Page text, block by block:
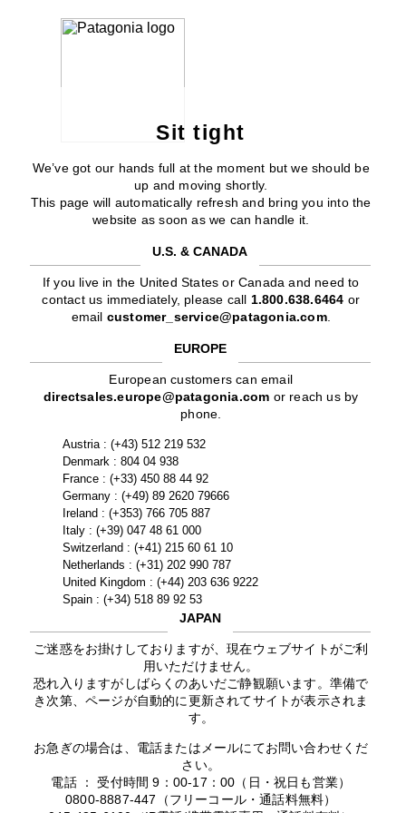
Sit tight
We’ve got our hands full at the moment but we should be
up and moving shortly.
This page will automatically refresh and bring you into the
website as soon as we can handle it.
U.S. & CANADA
If you live in the United States or Canada and need to
contact us immediately, please call 1.800.638.6464 or
email customer_service@patagonia.com.
EUROPE
European customers can email
directsales.europe@patagonia.com or reach us by
phone.
Austria : (+43) 512 219 532
Denmark : 804 04 938
France : (+33) 450 88 44 92
Germany : (+49) 89 2620 79666
Ireland : (+353) 766 705 887
Italy : (+39) 047 48 61 000
Switzerland : (+41) 215 60 61 10
Netherlands : (+31) 202 990 787
United Kingdom : (+44) 203 636 9222
Spain : (+34) 518 89 92 53
JAPAN
ご迷惑をお掛けしておりますが、現在ウェブサイトがご利
用いただけません。
恐れ入りますがしばらくのあいだご静観願います。準備で
き次第、ページが自動的に更新されてサイトが表示されま
す。
お急ぎの場合は、電話またはメールにてお問い合わせくだ
さい。
電話 ： 受付時間 9：00-17：00（日・祝日も営業）
0800-8887-447（フリーコール・通話料無料）